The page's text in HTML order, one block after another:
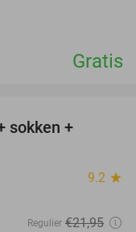
Gratis
sokken +
9.2 star
Regulier €21,95